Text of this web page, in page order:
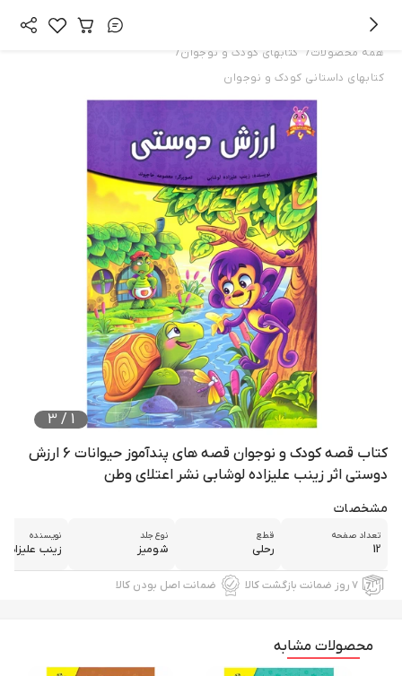
همه محصولات/ کتابهای کودک و نوجوان/
کتابهای داستانی کودک و نوجوان
1
/
3
کتاب قصه کودک و نوجوان قصه های پندآموز حیوانات 6 ارزش
دوستی اثر زینب علیزاده لوشابی نشر اعتلای وطن
مشخصات
تعداد صفحه
12
قطع
رحلی
نوع جلد
شومیز
نویسنده
زینب علیزاده
۷ روز ضمانت بازگشت کالا ضمانت اصل بودن کالا
محصولات مشابه